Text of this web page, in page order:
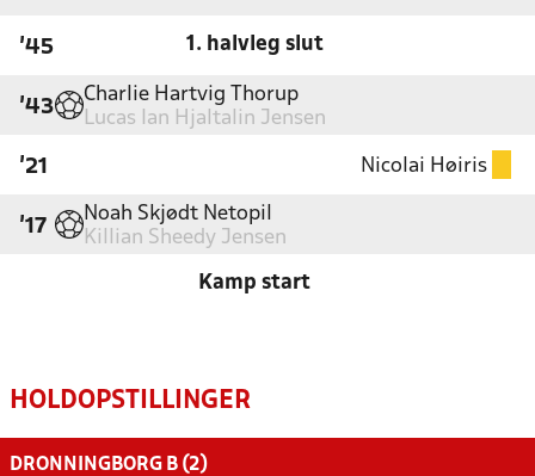
'45 1. halvleg slut
'43
Charlie Hartvig Thorup
Lucas Ian Hjaltalin Jensen
'21 Nicolai Høiris
'17
Noah Skjødt Netopil
Killian Sheedy Jensen
Kamp start
HOLDOPSTILLINGER
DRONNINGBORG B (2)